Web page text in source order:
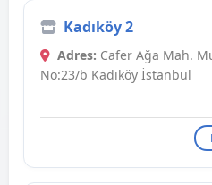
Kadıköy 2
Adres: Cafer Ağa Mah.
No:23/b Kadıköy İstanbul